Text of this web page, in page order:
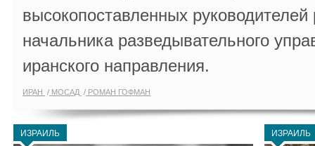
высокопоставленных
начальника разведывательного
иранского направления.
ИРАН МОСАД РОМАН ГОФМАН
ИЗРАИЛЬ ИЗРАИЛЬ